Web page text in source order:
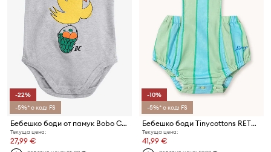
-22%
-5%* с код: FS
Бебешко боди от памук Bobo Choses Flying Oranges
Текуща цена:
27,99 €
-10%
-5%* с код: FS
Бебешко боди Tinycottons RETRO STRIPES BODY
Текуща цена:
41,99 €